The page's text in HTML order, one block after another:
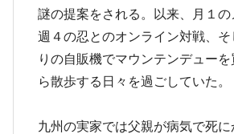
謎の提案をされる。以来、月１の
週４の忍とのオンライン対戦、
りの自販機でマウンテンデュー
ら散歩する日々を過ごしていた。
九州の実家では父親が病気で死